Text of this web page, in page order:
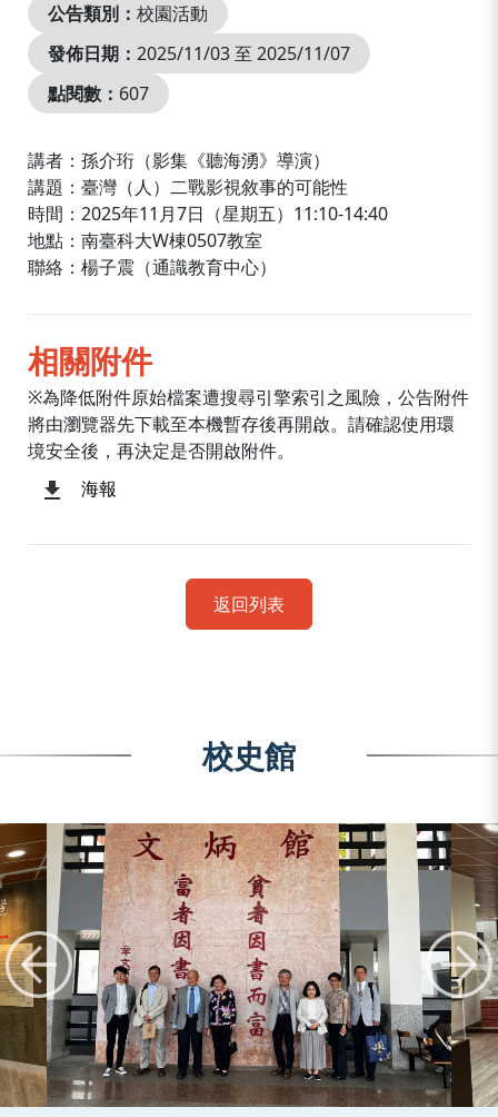
公告類別： 校園活動
發佈日期： 2025/11/03 至 2025/11/07
點閱數： 607
講者：孫介珩（影集《聽海湧》導演）
講題：臺灣（人）二戰影視敘事的可能性
時間：2025年11月7日（星期五）11:10-14:40
地點：南臺科大W棟0507教室
聯絡：楊子震（通識教育中心）
相關附件
※為降低附件原始檔案遭搜尋引擎索引之風險，公告附件
將由瀏覽器先下載至本機暫存後再開啟。請確認使用環
境安全後，再決定是否開啟附件。
海報
返回列表
校史館